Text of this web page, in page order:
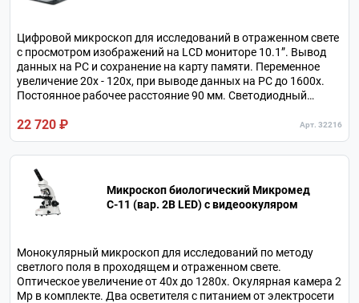
Цифровой микроскоп для исследований в отраженном свете
с просмотром изображений на LCD мониторе 10.1”. Вывод
данных на РС и сохранение на карту памяти. Переменное
увеличение 20х - 120х, при выводе данных на РС до 1600х.
Постоянное рабочее расстояние 90 мм. Светодиодный
аккумулятора.
22 720 ₽ Арт. 32216
Микроскоп биологический Микромед
С-11 (вар. 2B LED) с видеоокуляром
Монокулярный микроскоп для исследований по методу
светлого поля в проходящем и отраженном свете.
Оптическое увеличение от 40х до 1280х. Окулярная камера 2
Мр в комплекте. Два осветителя с питанием от электросети